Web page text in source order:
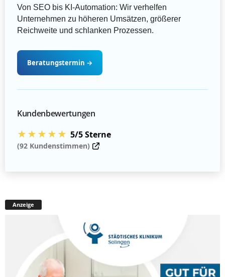
Von SEO bis KI-Automation: Wir verhelfen
Unternehmen zu höheren Umsätzen, größerer
Reichweite und schlanken Prozessen.
Beratungstermin →
Kundenbewertungen
★★★★★ 5/5 Sterne
(92 Kundenstimmen)
Anzeige